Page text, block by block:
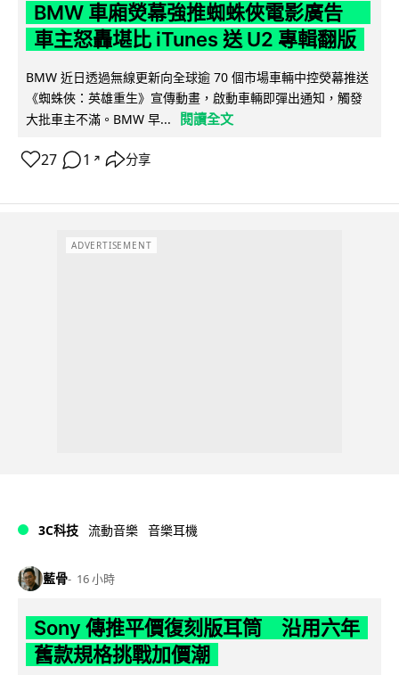
BMW 車廂熒幕強推蜘蛛俠電影廣告
車主怒轟堪比 iTunes 送 U2 專輯翻版
BMW 近日透過無線更新向全球逾 70 個市場車輛中控熒幕推送
《蜘蛛俠：英雄重生》宣傳動畫，啟動車輛即彈出通知，觸發
大批車主不滿。BMW 早...
閱讀全文
27 1 ↗ 分享
ADVERTISEMENT
3C科技 流動音樂 音樂耳機
藍骨 16 小時
Sony 傳推平價復刻版耳筒 沿用六年
舊款規格挑戰加價潮